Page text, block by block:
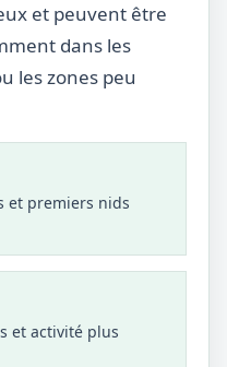
et peuvent être
dans les
les zones peu
et premiers nids
et activité plus